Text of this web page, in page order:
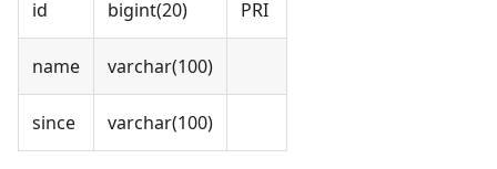
id bigint(20) PRI
name varchar(100)
since varchar(100)